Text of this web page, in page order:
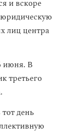
и вскоре
лиц центра
июня. В
третьего
день